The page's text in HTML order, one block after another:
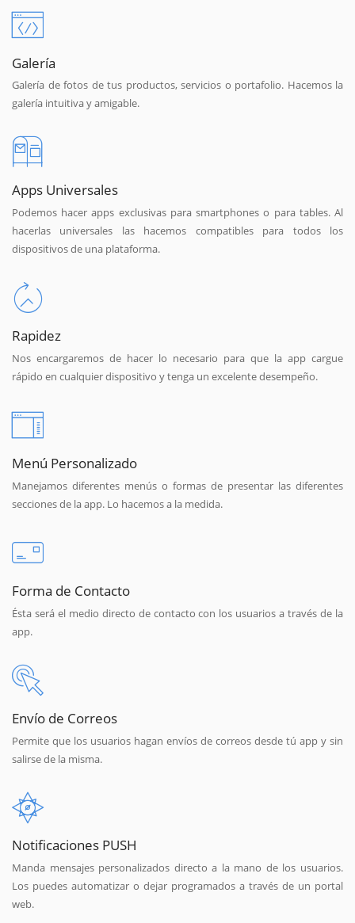
Galería
Galería de fotos de tus productos, servicios o portafolio. Hacemos la
galería intuitiva y amigable.
Apps Universales
Podemos hacer apps exclusivas para smartphones o para tables. Al
hacerlas universales las hacemos compatibles para todos los
dispositivos de una plataforma.
Rapidez
Nos encargaremos de hacer lo necesario para que la app cargue
rápido en cualquier dispositivo y tenga un excelente desempeño.
Menú Personalizado
Manejamos diferentes menús o formas de presentar las diferentes
secciones de la app. Lo hacemos a la medida.
Forma de Contacto
Ésta será el medio directo de contacto con los usuarios a través de la
app.
Envío de Correos
Permite que los usuarios hagan envíos de correos desde tú app y sin
salirse de la misma.
Notificaciones PUSH
Manda mensajes personalizados directo a la mano de los usuarios.
Los puedes automatizar o dejar programados a través de un portal
web.